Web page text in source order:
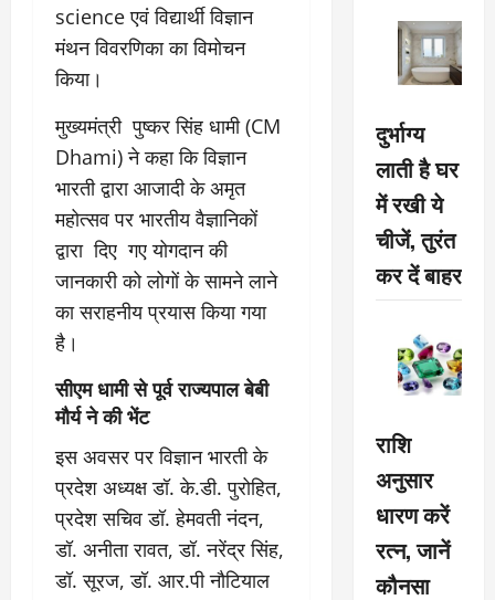
science एवं विद्यार्थी विज्ञान
मंथन विवरणिका का विमोचन
किया।
मुख्यमंत्री पुष्कर सिंह धामी (CM
Dhami) ने कहा कि विज्ञान
भारती द्वारा आजादी के अमृत
महोत्सव पर भारतीय वैज्ञानिकों
द्वारा दिए गए योगदान की
जानकारी को लोगों के सामने लाने
का सराहनीय प्रयास किया गया
है।
सीएम धामी से पूर्व राज्यपाल बेबी
मौर्य ने की भेंट
इस अवसर पर विज्ञान भारती के
प्रदेश अध्यक्ष डॉ. के.डी. पुरोहित,
प्रदेश सचिव डॉ. हेमवती नंदन,
डॉ. अनीता रावत, डॉ. नरेंद्र सिंह,
डॉ. सूरज, डॉ. आर.पी नौटियाल
दुर्भाग्य
लाती है घर
में रखी ये
चीजें, तुरंत
कर दें बाहर
राशि
अनुसार
धारण करें
रत्न, जानें
कौनसा